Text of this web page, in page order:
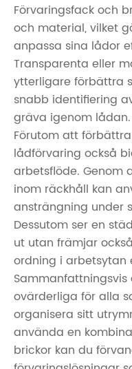
Förvaringsfack och
och material, vilket
anpassa sina lådor
Transparenta eller
ytterligare förbättra
snabb identifiering
gräva igenom lådan.
Förutom att
lådförvaring också
arbetsflöde. Genom
inom räckhåll kan
ansträngning under
Dessutom ser en
ut utan främjar
ordning i arbetsytan
ovärderliga för alla
organisera sitt
använda en
brickor kan du